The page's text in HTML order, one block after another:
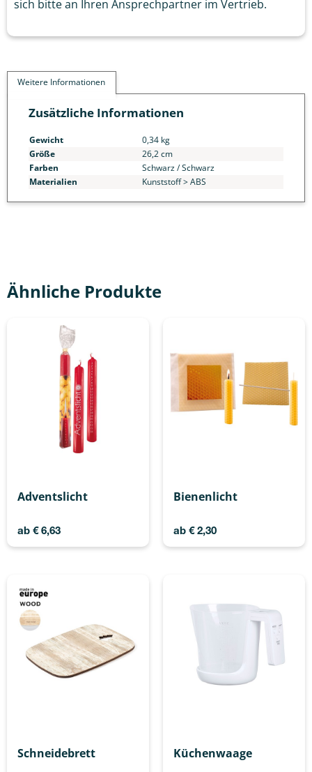
sich bitte an Ihren Ansprechpartner im Vertrieb.
Weitere Informationen
Zusätzliche Informationen
Gewicht
0,34 kg
Größe
26,2 cm
Farben
Schwarz / Schwarz
Materialien
Kunststoff > ABS
Ähnliche Produkte
Adventslicht
ab €6,63
Bienenlicht
ab €2,30
Schneidebrett Küchenwaage